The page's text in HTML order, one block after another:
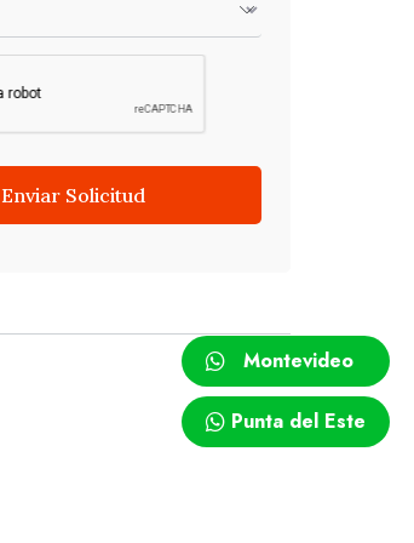
Enviar Solicitud
Punta del Este
Montevideo